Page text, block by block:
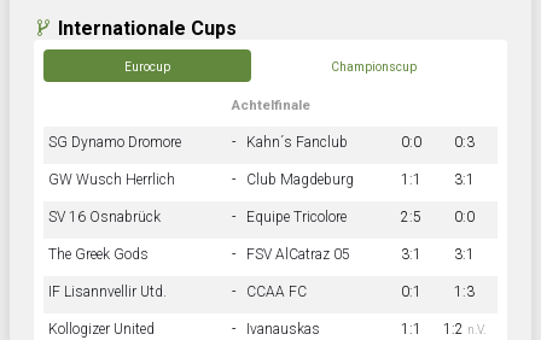
Internationale Cups
Eurocup Championscup
Achtelfinale
SG Dynamo Dromore - Kahn´s Fanclub 0:0 0:3
GW Wusch Herrlich - Club Magdeburg 1:1 3:1
SV 16 Osnabrück - Equipe Tricolore 2:5 0:0
The Greek Gods - FSV AlCatraz 05 3:1 3:1
IF Lisannvellir Utd. - CCAA FC 0:1 1:3
Kollogizer United - Ivanauskas 1:1 1:2 n.V.